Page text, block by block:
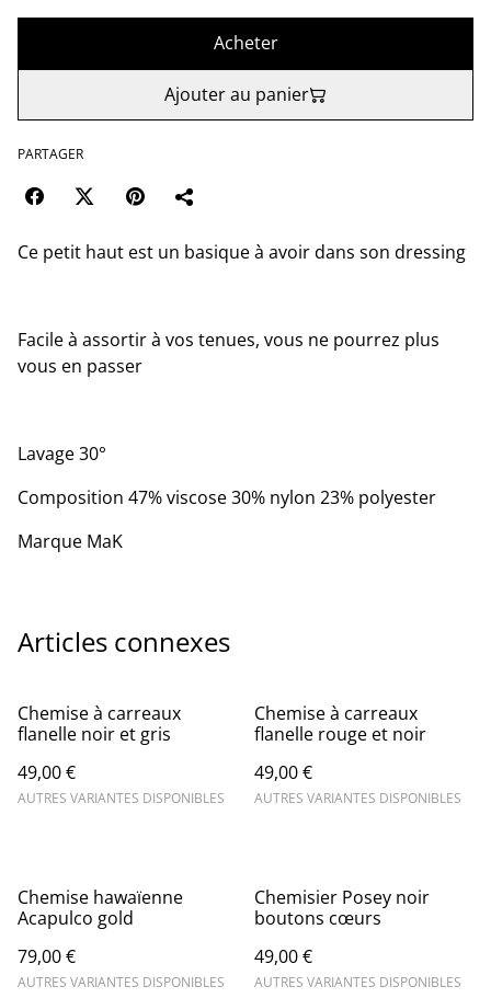
Acheter
Ajouter au panier
PARTAGER
Ce petit haut est un basique à avoir dans son dressing
Facile à assortir à vos tenues, vous ne pourrez plus
vous en passer
Lavage 30°
Composition 47% viscose 30% nylon 23% polyester
Marque MaK
Articles connexes
Chemise à carreaux
flanelle noir et gris
49,00 €
AUTRES VARIANTES DISPONIBLES
Chemise à carreaux
flanelle rouge et noir
49,00 €
AUTRES VARIANTES DISPONIBLES
Chemise hawaïenne
Acapulco gold
79,00 €
AUTRES VARIANTES DISPONIBLES
Chemisier Posey noir
boutons cœurs
49,00 €
AUTRES VARIANTES DISPONIBLES